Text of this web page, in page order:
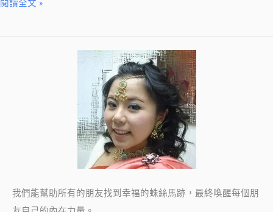
在
閱讀全文 »
我們能幫助所有的朋友找到幸福的蛛絲馬跡，最終喚醒每個朋